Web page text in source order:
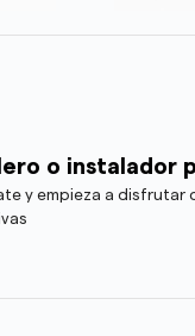
o instalador
y empieza a disfrutar